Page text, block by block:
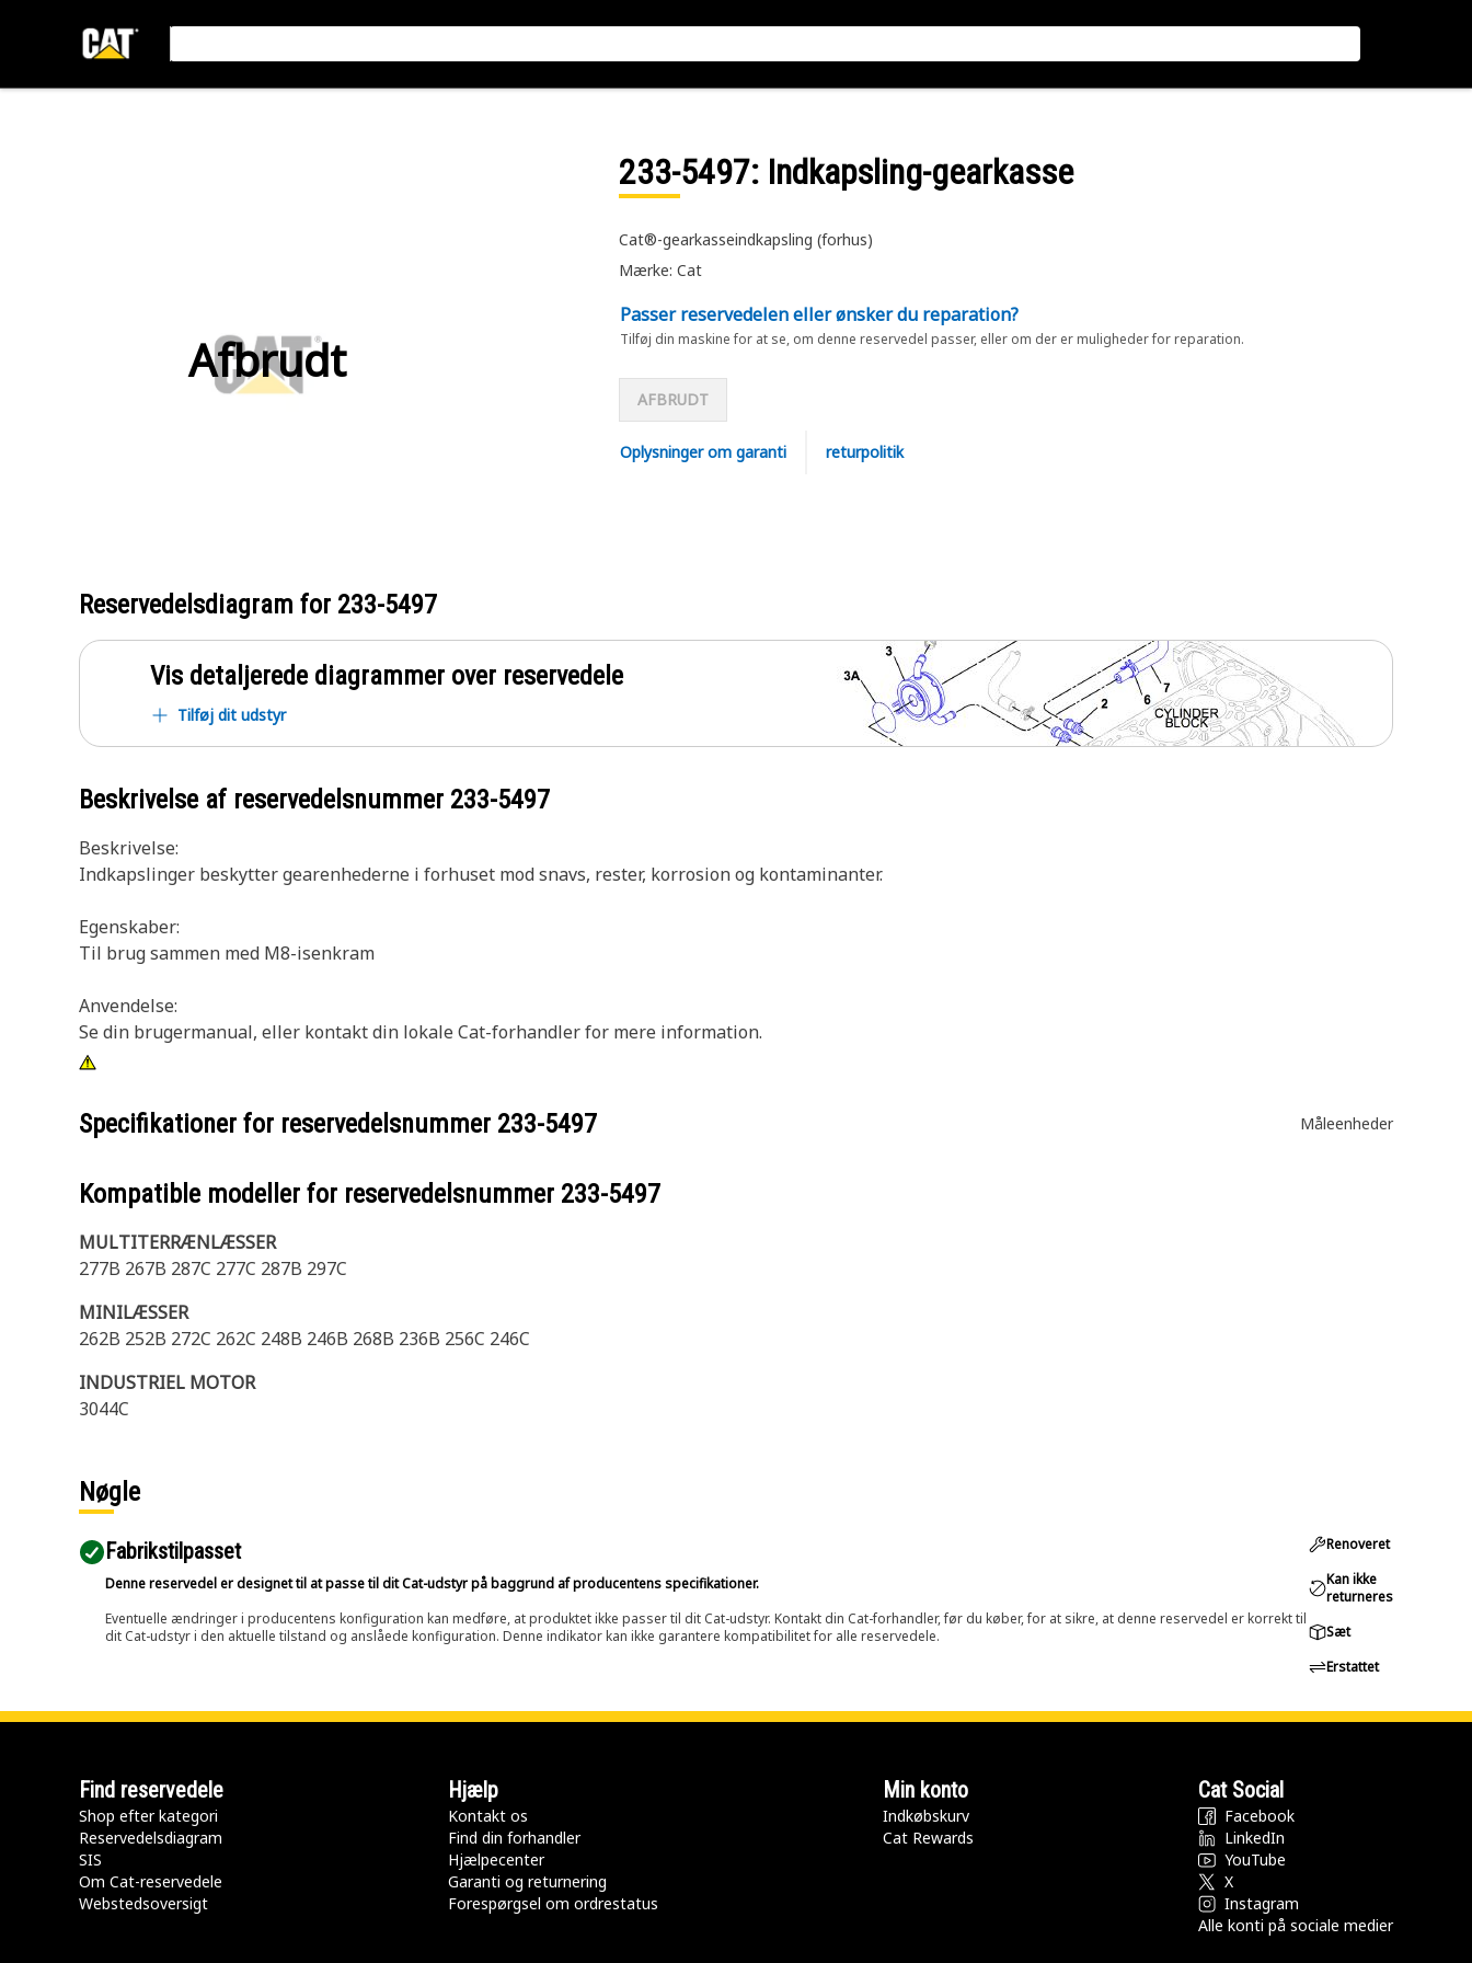
Afbrudt
233-5497: Indkapsling-gearkasse
Cat®-gearkasseindkapsling (forhus)
Mærke: Cat
Passer reservedelen eller ønsker du reparation?
Tilføj din maskine for at se, om denne reservedel passer, eller om der er muligheder for reparation.
AFBRUDT
Oplysninger om garanti returpolitik
Reservedelsdiagram for 233-5497
Vis detaljerede diagrammer over reservedele
Tilføj dit udstyr
Beskrivelse af reservedelsnummer 233-5497
Beskrivelse:
Indkapslinger beskytter gearenhederne i forhuset mod snavs, rester, korrosion og kontaminanter.
Egenskaber:
Til brug sammen med M8-isenkram
Anvendelse:
Se din brugermanual, eller kontakt din lokale Cat-forhandler for mere information.
Specifikationer for reservedelsnummer 233-5497 Måleenheder
Kompatible modeller for reservedelsnummer 233-5497
MULTITERRÆNLÆSSER
277B 267B 287C 277C 287B 297C
MINILÆSSER
262B 252B 272C 262C 248B 246B 268B 236B 256C 246C
INDUSTRIEL MOTOR
3044C
Nøgle
Fabrikstilpasset
Denne reservedel er designet til at passe til dit Cat-udstyr på baggrund af producentens specifikationer.
Eventuelle ændringer i producentens konfiguration kan medføre, at produktet ikke passer til dit Cat-udstyr. Kontakt din Cat-forhandler, før du køber, for at sikre, at denne reservedel er korrekt til
dit Cat-udstyr i den aktuelle tilstand og anslåede konfiguration. Denne indikator kan ikke garantere kompatibilitet for alle reservedele.
Renoveret
Kan ikke
returneres
Sæt
Erstattet
Find reservedele
Shop efter kategori
Reservedelsdiagram
SIS
Om Cat-reservedele
Webstedsoversigt
Hjælp
Kontakt os
Find din forhandler
Hjælpecenter
Garanti og returnering
Forespørgsel om ordrestatus
Min konto
Indkøbskurv
Cat Rewards
Cat Social
Facebook
LinkedIn
YouTube
X
Instagram
Alle konti på sociale medier